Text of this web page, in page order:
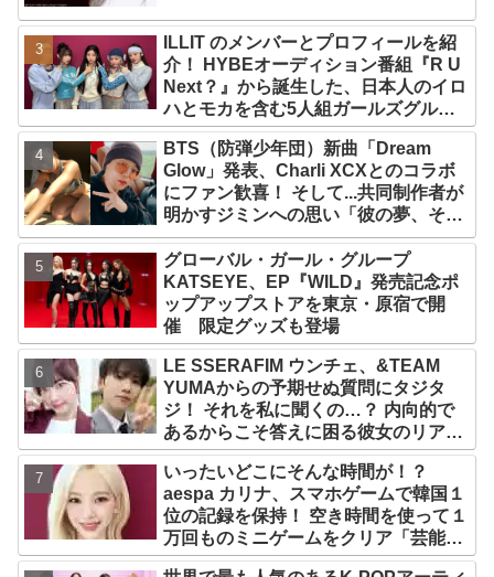
ILLIT のメンバーとプロフィールを紹
介！ HYBEオーディション番組『R U
Next？』から誕生した、日本人のイロ
ハとモカを含む5人組ガールズグルー
プ！ デビュー曲「Magnetic」がいき
なりの大ヒット
BTS（防弾少年団）新曲「Dream
Glow」発表、Charli XCXとのコラボ
にファン歓喜！ そして...共同制作者が
明かすジミンへの思い「彼の夢、そし
て彼の絶望から生まれた歌」
グローバル・ガール・グループ
KATSEYE、EP『WILD』発売記念ポ
ップアップストアを東京・原宿で開
催 限定グッズも登場
LE SSERAFIM ウンチェ、&TEAM
YUMAからの予期せぬ質問にタジタ
ジ！ それを私に聞くの…？ 内向的で
あるからこそ答えに困る彼女のリアク
ションがかわいすぎる
いったいどこにそんな時間が！？
aespa カリナ、スマホゲームで韓国１
位の記録を保持！ 空き時間を使って１
万回ものミニゲームをクリア「芸能人
たちが時間がないと言っているのは全